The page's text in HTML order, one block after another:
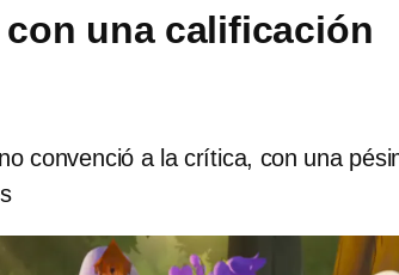
una calificación
convenció a la crítica, con una